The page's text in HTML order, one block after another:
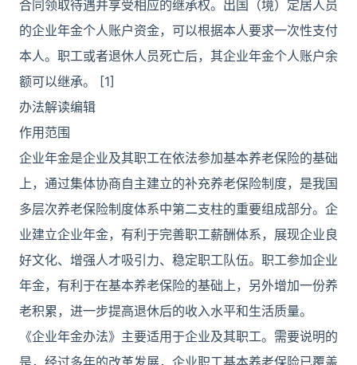
合同领取待遇并享受相应的继承权。出国（境）定居人员
的企业年金个人账户资金，可以根据本人要求一次性支付
本人。职工或者退休人员死亡后，其企业年金个人账户余
额可以继承。 [1]
办法解读编辑
作用范围
企业年金是企业及其职工在依法参加基本养老保险的基础
上，通过集体协商自主建立的补充养老保险制度，是我国
多层次养老保险制度体系中第二支柱的重要组成部分。企
业建立企业年金，有利于完善职工薪酬体系，展现企业良
好文化、增强人才吸引力、稳定职工队伍。职工参加企业
年金，有利于在基本养老保险的基础上，另外增加一份养
老积累，进一步提高退休后的收入水平和生活质量。
《企业年金办法》主要适用于企业及其职工。需要说明的
是，经过多年的改革发展，企业职工基本养老保险已覆盖